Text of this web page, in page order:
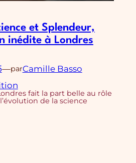
et Splendeur,
inédite à Londres
—parCamille Basso
fait la part belle au rôle
de la science